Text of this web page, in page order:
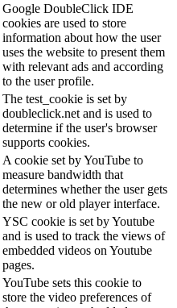
Google DoubleClick IDE
cookies are used to store
information about how the user
uses the website to present them
with relevant ads and according
to the user profile.
The test_cookie is set by
doubleclick.net and is used to
determine if the user's browser
supports cookies.
A cookie set by YouTube to
measure bandwidth that
determines whether the user gets
the new or old player interface.
YSC cookie is set by Youtube
and is used to track the views of
embedded videos on Youtube
pages.
YouTube sets this cookie to
store the video preferences of